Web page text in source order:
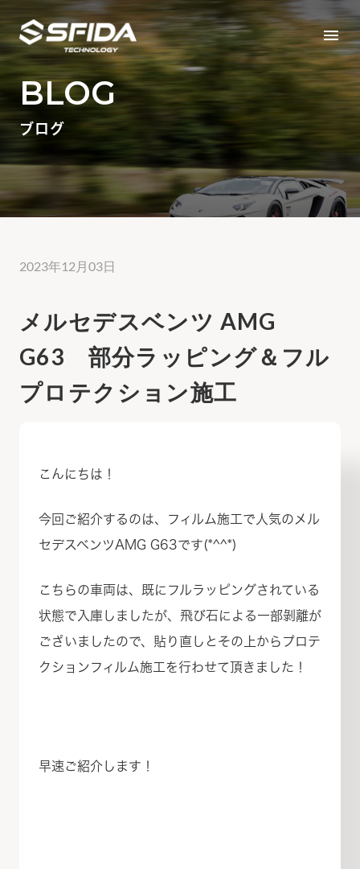
menu
BLOG
ブログ
2023年12月03日
メルセデスベンツ AMG
G63 部分ラッピング＆フル
プロテクション施工
こんにちは！
今回ご紹介するのは、フィルム施工で人気のメル
セデスベンツAMG G63です(*^^*)
こちらの車両は、既にフルラッピングされている
状態で入庫しましたが、飛び石による一部剝離が
ございましたので、貼り直しとその上からプロテ
クションフィルム施工を行わせて頂きました！
早速ご紹介します！